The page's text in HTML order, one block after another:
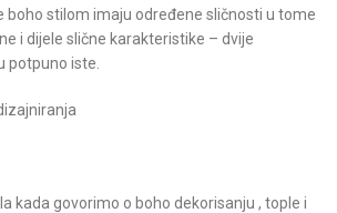
boho stilom imaju određene sličnosti u tome
i dijele slične karakteristike – dvije
potpuno iste.
kada govorimo o boho dekorisanju , tople i